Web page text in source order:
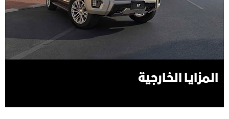
المزايا الخارجية